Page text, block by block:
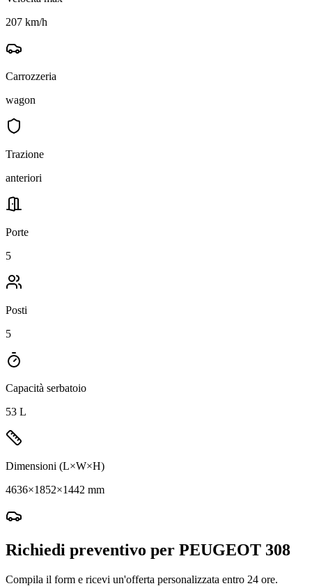
207 km/h
Carrozzeria
wagon
Trazione
anteriori
Porte
5
Posti
5
Capacità serbatoio
53 L
Dimensioni (L×W×H)
4636×1852×1442 mm
Richiedi preventivo per PEUGEOT 308
Compila il form e ricevi un'offerta personalizzata entro 24 ore.